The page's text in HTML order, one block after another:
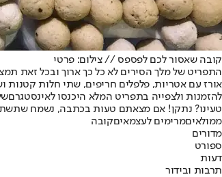
קובה שאסור לכם לפספס // צילום: פרטי
אורז עם אטריות, פלפלים חריפים, שתי חלות קטנות
להזמנות ולצפייה בתפריט המלא היכנסו לאינסטגרם
טעינו? נתקן! אם מצאתם טעות בכתבה, נשמח
ממולאיםמרימים לעצמאיםקובה
מדורים
ספורט
דעות
תרבות ובידור